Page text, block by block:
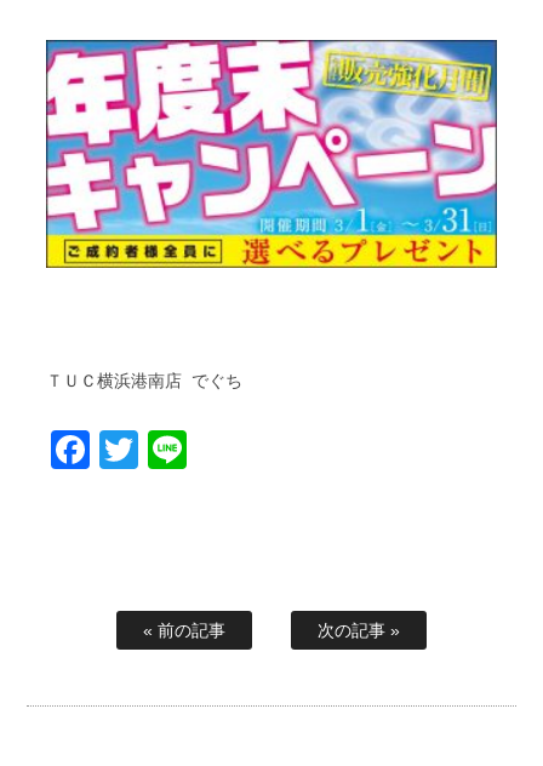
ＴＵＣ横浜港南店 でぐち
Facebook
Twitter
« 前の記事 次の記事 »